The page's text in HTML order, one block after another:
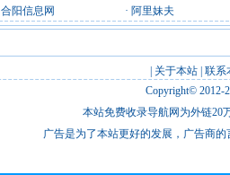
合阳信息网 · 阿里妹夫
关于本站 联系
Copyright© 2012-
本站免费收录导航网为外链20
广告是为了本站更好的发展，广告商